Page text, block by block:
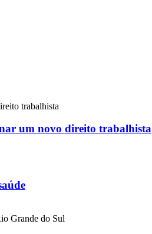
um novo direito trabalhista